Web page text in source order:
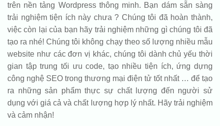
trên nền tảng Wordpress thông minh. Bạn dám sẵn sàng
trải nghiệm tiện ích này chưa ? Chúng tôi đã hoàn thành,
việc còn lại của bạn hãy trải nghiệm những gì chúng tôi đã
tạo ra nhé! Chúng tôi không chạy theo số lượng nhiều mẫu
website như các đơn vị khác, chúng tôi dành chủ yếu thời
gian tập trung tối ưu code, tạo nhiều tiện ích, ứng dựng
công nghệ SEO trong thương mại điện tử tốt nhất … để tạo
ra những sản phẩm thực sự chất lượng đến người sử
dụng với giá cả và chất lượng hợp lý nhất. Hãy trải nghiệm
và cảm nhận!